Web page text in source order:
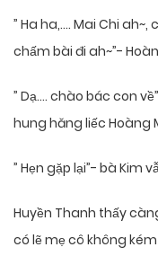
” Ha ha,…. Mai Chi
chấm bài đi ah~”-
” Dạ…. chào bác con
hung hăng liếc Hoàng
” Hẹn gặp lại”- bà Kim
Huyền Thanh thấy
có lẽ mẹ cô không